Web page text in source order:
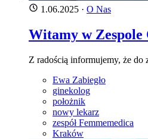
1.06.2025 · O Nas
Witamy w Zespole
Z radością informujemy, że do
Ewa Zabiegło
ginekolog
położnik
nowy lekarz
zespół Femmemedica
Kraków